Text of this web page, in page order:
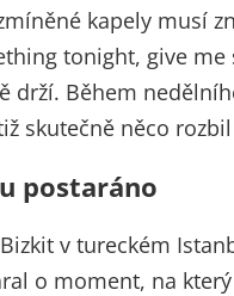
kapely musí
tonight, give me
drží. Během
skutečně něco
postaráno
v tureckém
o moment, na